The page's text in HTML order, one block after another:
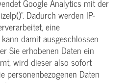
Google Analytics mit der
Dadurch werden IP-
eine
damit ausgeschlossen
Sie erhobenen Daten ein
wird dieser also sofort
personenbezogenen Daten